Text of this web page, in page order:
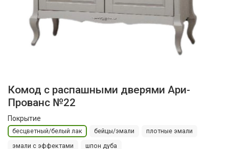
Комод с распашными дверями Ари-
Прованс №22
Покрытие
бесцветный/белый лак бейцы/эмали плотные эмали
эмали с эффектами шпон дуба